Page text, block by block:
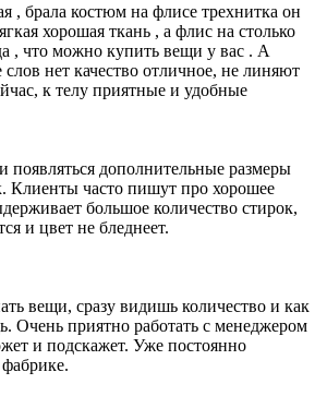
, брала костюм на флисе трехнитка он
хорошая ткань , а флис на столько
, что можно купить вещи у вас . А
нет качество отличное, не линяют
к телу приятные и удобные
появляться дополнительные размеры
Клиенты часто пишут про хорошее
большое количество стирок,
и цвет не бледнеет.
вещи, сразу видишь количество и как
Очень приятно работать с менеджером
и подскажет. Уже постоянно